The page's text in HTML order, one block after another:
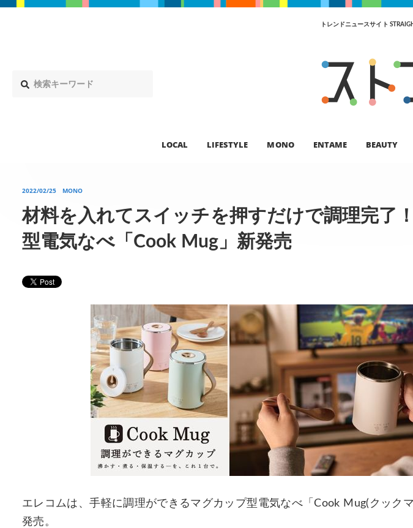
トレンドニュースサイト
LOCAL LIFESTYLE MONO ENTAME BEAUTY
2022/02/25 MONO
材料を入れてスイッチを押すだけで調理完了
型電気なべ「Cook Mug」新発売
エレコムは、手軽に調理ができるマグカップ型電気なべ「Cook Mug(クック
発売。